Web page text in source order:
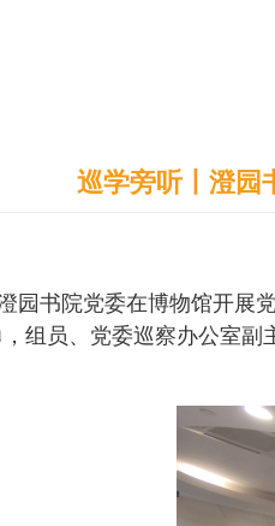
巡学旁听丨澄园
园书院党委在博物馆开展
组员、党委巡察办公室